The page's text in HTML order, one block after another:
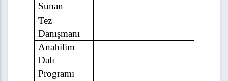
Sunan
Tez
Danışmanı
Anabilim
Dalı
Programı